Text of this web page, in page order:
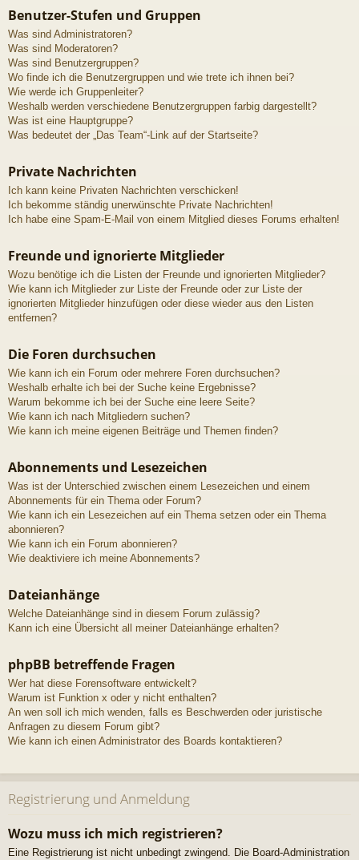
Benutzer-Stufen und Gruppen
Was sind Administratoren?
Was sind Moderatoren?
Was sind Benutzergruppen?
Wo finde ich die Benutzergruppen und wie trete ich ihnen bei?
Wie werde ich Gruppenleiter?
Weshalb werden verschiedene Benutzergruppen farbig dargestellt?
Was ist eine Hauptgruppe?
Was bedeutet der „Das Team“-Link auf der Startseite?
Private Nachrichten
Ich kann keine Privaten Nachrichten verschicken!
Ich bekomme ständig unerwünschte Private Nachrichten!
Ich habe eine Spam-E-Mail von einem Mitglied dieses Forums erhalten!
Freunde und ignorierte Mitglieder
Wozu benötige ich die Listen der Freunde und ignorierten Mitglieder?
Wie kann ich Mitglieder zur Liste der Freunde oder zur Liste der
ignorierten Mitglieder hinzufügen oder diese wieder aus den Listen
entfernen?
Die Foren durchsuchen
Wie kann ich ein Forum oder mehrere Foren durchsuchen?
Weshalb erhalte ich bei der Suche keine Ergebnisse?
Warum bekomme ich bei der Suche eine leere Seite?
Wie kann ich nach Mitgliedern suchen?
Wie kann ich meine eigenen Beiträge und Themen finden?
Abonnements und Lesezeichen
Was ist der Unterschied zwischen einem Lesezeichen und einem
Abonnements für ein Thema oder Forum?
Wie kann ich ein Lesezeichen auf ein Thema setzen oder ein Thema
abonnieren?
Wie kann ich ein Forum abonnieren?
Wie deaktiviere ich meine Abonnements?
Dateianhänge
Welche Dateianhänge sind in diesem Forum zulässig?
Kann ich eine Übersicht all meiner Dateianhänge erhalten?
phpBB betreffende Fragen
Wer hat diese Forensoftware entwickelt?
Warum ist Funktion x oder y nicht enthalten?
An wen soll ich mich wenden, falls es Beschwerden oder juristische
Anfragen zu diesem Forum gibt?
Wie kann ich einen Administrator des Boards kontaktieren?
Registrierung und Anmeldung
Wozu muss ich mich registrieren?
Eine Registrierung ist nicht unbedingt zwingend. Die Board-Administration